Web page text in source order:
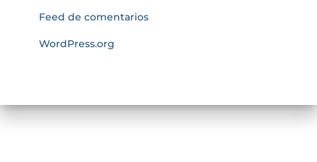
Feed de comentarios
WordPress.org